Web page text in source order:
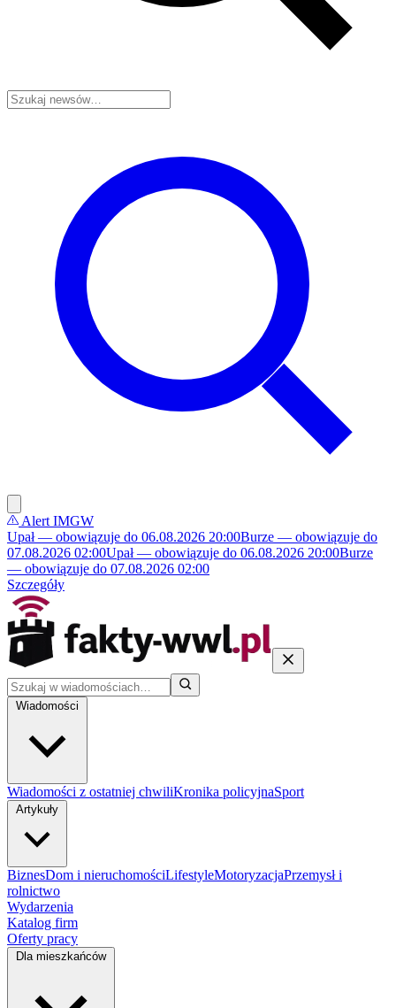
Alert IMGW
Upał — obowiązuje do 06.08.2026 20:00Burze — obowiązuje do
07.08.2026 02:00Upał — obowiązuje do 06.08.2026 20:00Burze
— obowiązuje do 07.08.2026 02:00
Szczegóły
Wiadomości
Wiadomości z ostatniej chwiliKronika policyjnaSport
Artykuły
BiznesDom i nieruchomościLifestyleMotoryzacjaPrzemysł i
rolnictwo
Wydarzenia
Katalog firm
Oferty pracy
Dla mieszkańców